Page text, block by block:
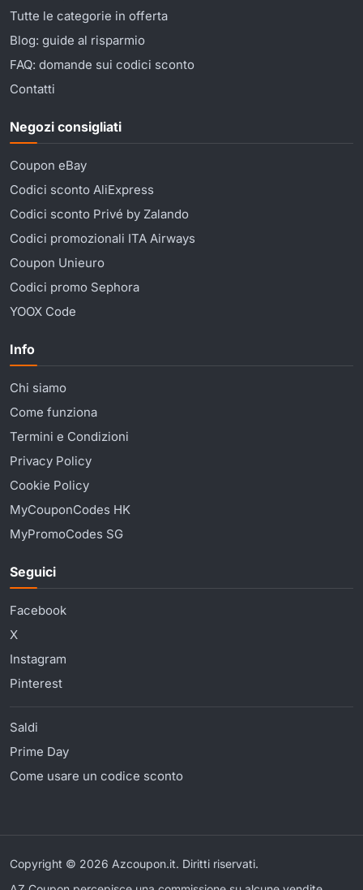
Tutte le categorie in offerta
Blog: guide al risparmio
FAQ: domande sui codici sconto
Contatti
Negozi consigliati
Coupon eBay
Codici sconto AliExpress
Codici sconto Privé by Zalando
Codici promozionali ITA Airways
Coupon Unieuro
Codici promo Sephora
YOOX Code
Info
Chi siamo
Come funziona
Termini e Condizioni
Privacy Policy
Cookie Policy
MyCouponCodes HK
MyPromoCodes SG
Seguici
Facebook
X
Instagram
Pinterest
Saldi
Prime Day
Come usare un codice sconto
Copyright © 2026 Azcoupon.it. Diritti riservati.